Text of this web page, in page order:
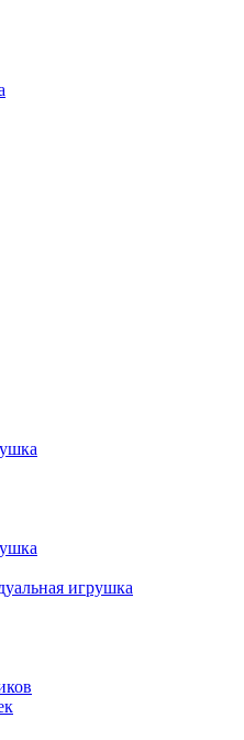
игрушка